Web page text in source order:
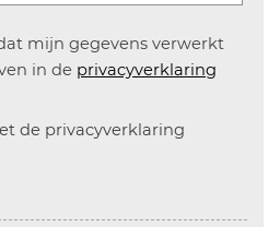
mijn gegevens verwerkt
in de privacyverklaring
de privacyverklaring